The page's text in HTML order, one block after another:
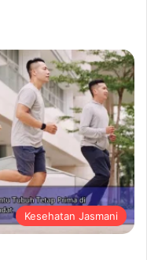
Kesehatan Jasmani